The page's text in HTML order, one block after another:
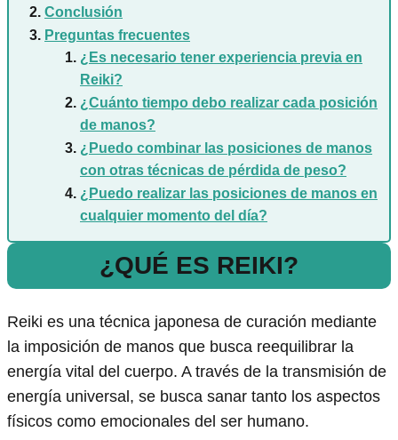
Conclusión
Preguntas frecuentes
¿Es necesario tener experiencia previa en
Reiki?
¿Cuánto tiempo debo realizar cada posición
de manos?
¿Puedo combinar las posiciones de manos
con otras técnicas de pérdida de peso?
¿Puedo realizar las posiciones de manos en
cualquier momento del día?
¿QUÉ ES REIKI?
Reiki es una técnica japonesa de curación mediante
la imposición de manos que busca reequilibrar la
energía vital del cuerpo. A través de la transmisión de
energía universal, se busca sanar tanto los aspectos
físicos como emocionales del ser humano.